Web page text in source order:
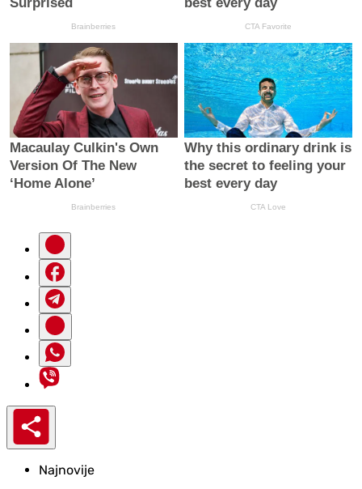
Najnovije